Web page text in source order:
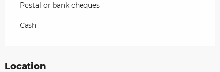
Postal or bank cheques
Cash
Location